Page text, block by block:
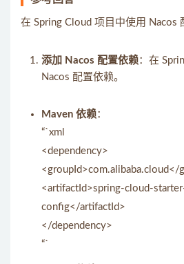
在 Spring Cloud 项目中使用 Nacos
添加 Nacos 配置依赖：在
Nacos 配置依赖。
Maven 依赖：
“`xml
<dependency>
<groupId>com.alibaba.cloud</
<artifactId>spring-cloud-
config</artifactId>
</dependency>
“`